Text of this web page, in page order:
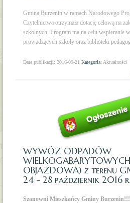
Gmina Burzenin w ramach Narodowego
Czytelnictwa otrzymała dotację celową na
szkolnych. Program ma na celu wspieranie
prowadzących szkoły oraz biblioteki
Data publikacji: 2016-09-21 Kategoria: Aktualności
WYWÓZ ODPADÓW
OBJAZDOWA) z terenu
24 - 28 październik 2016 r.
Szanowni Mieszkańcy Gminy Burzenin!!!